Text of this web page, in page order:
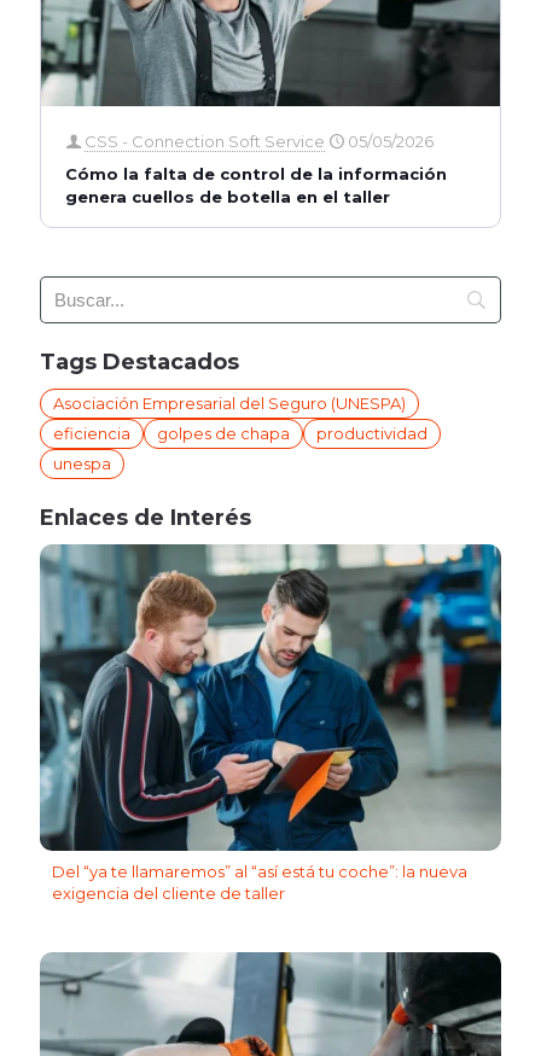
CSS - Connection Soft Service
05/05/2026
Cómo la falta de control de la información
genera cuellos de botella en el taller
Tags Destacados
Asociación Empresarial del Seguro (UNESPA)
eficiencia
golpes de chapa
productividad
unespa
Enlaces de Interés
Del “ya te llamaremos” al “así está tu coche”: la nueva
exigencia del cliente de taller